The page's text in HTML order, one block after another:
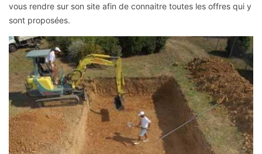
vous rendre sur son site afin de connaitre toutes les offres qui y
sont proposées.